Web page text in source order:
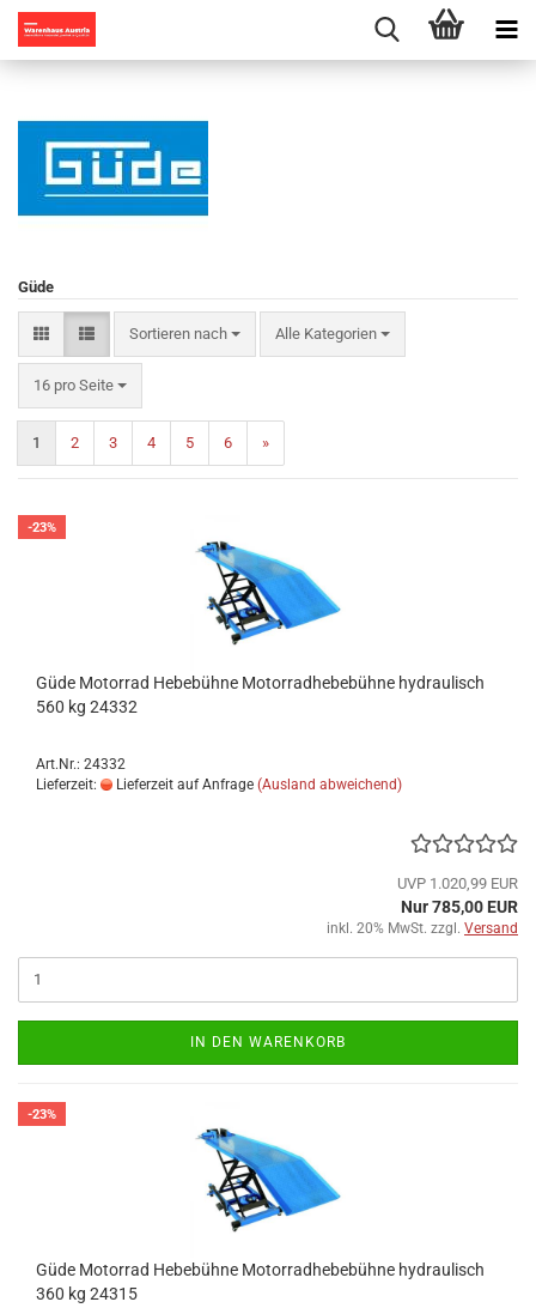
Güde
Sortieren nach
Sortieren nach Alle Kategorien
16 pro Seite
pro Seite
1 2 3 4 5 6 »
-23%
Güde Motorrad Hebebühne Motorradhebebühne hydraulisch
560 kg 24332
Art.Nr.: 24332
Lieferzeit:
Lieferzeit auf Anfrage (Ausland abweichend)
UVP 1.020,99 EUR
Nur 785,00 EUR
inkl. 20% MwSt. zzgl. Versand
IN DEN WARENKORB
-23%
Güde Motorrad Hebebühne Motorradhebebühne hydraulisch
360 kg 24315